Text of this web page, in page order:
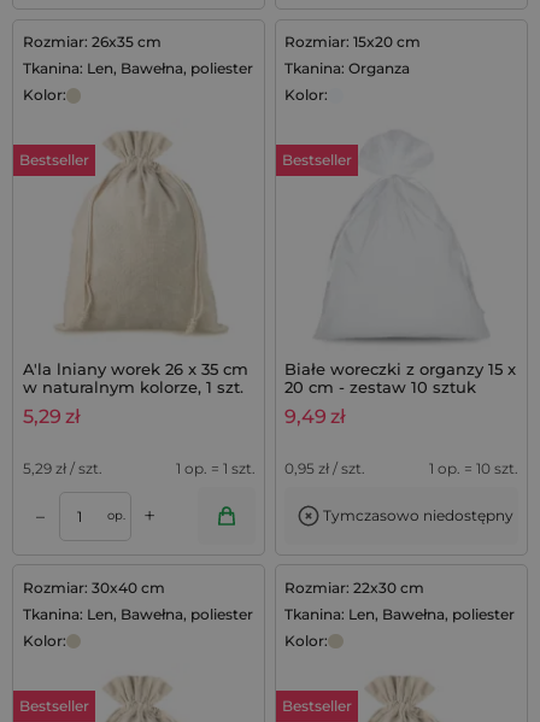
Rozmiar: 26x35 cm
Tkanina: Len, Bawełna, poliester
Kolor:
Bestseller
A'la lniany worek 26 x 35 cm
w naturalnym kolorze, 1 szt.
5,29 zł
5,29 zł / szt. 1 op. = 1 szt.
– op. +
Rozmiar: 15x20 cm
Tkanina: Organza
Kolor:
Bestseller
Białe woreczki z organzy 15 x
20 cm - zestaw 10 sztuk
9,49 zł
0,95 zł / szt. 1 op. = 10 szt.
Tymczasowo niedostępny
Rozmiar: 30x40 cm
Tkanina: Len, Bawełna, poliester
Kolor:
Bestseller
Rozmiar: 22x30 cm
Tkanina: Len, Bawełna, poliester
Kolor:
Bestseller